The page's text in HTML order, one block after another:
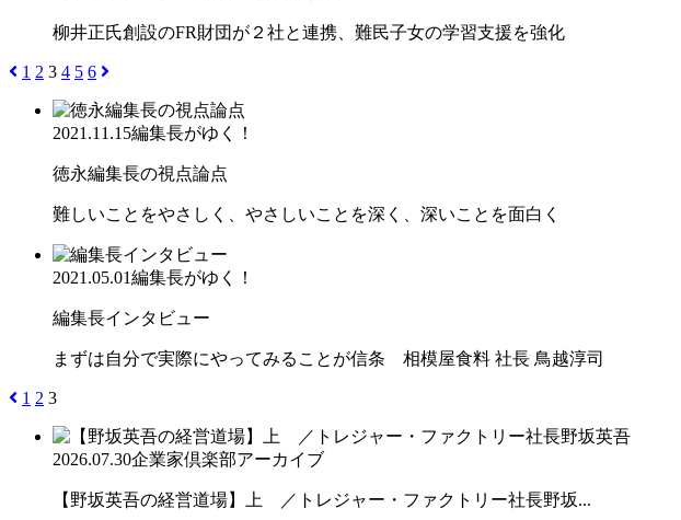
柳井正氏創設のFR財団が２社と連携、難民子女の学習支援を強化
1 2 3 4 5 6
2021.11.15編集長がゆく！
徳永編集長の視点論点
難しいことをやさしく、やさしいことを深く、深いことを面白く
2021.05.01編集長がゆく！
編集長インタビュー
まずは自分で実際にやってみることが信条 相模屋食料 社長 鳥越淳司
1 2 3
2026.07.30企業家倶楽部アーカイブ
【野坂英吾の経営道場】上 ／トレジャー・ファクトリー社長野坂...